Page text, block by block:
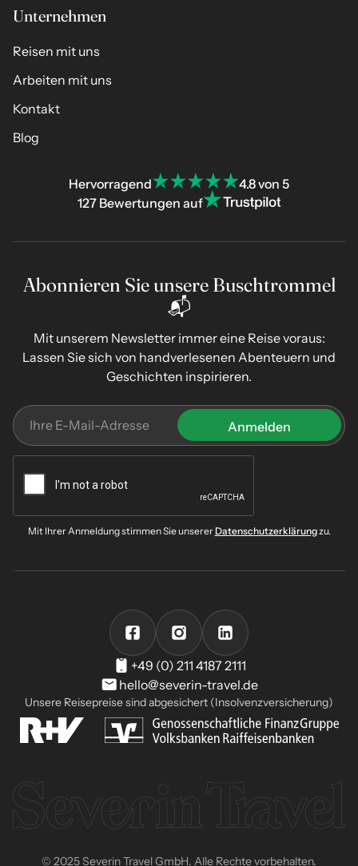
Unternehmen
Reisen mit uns
Arbeiten mit uns
Kontakt
Blog
Hervorragend
4.8 von 5
127 Bewertungen auf
Abonnieren Sie unsere Buschtrommel
📬
Mit unserem Newsletter immer eine Reise voraus:
Lassen Sie sich von handverlesenen Abenteuern und
Geschichten inspirieren.
Mit Ihrer Anmeldung stimmen Sie unsererDatenschutzerklärungzu.
+49 (0) 211 4187 2111
hello@severin-travel.de
Unsere Reisepreise sind abgesichert (Insolvenzversicherung)
© 2025 Severin Travel GmbH. Alle Rechte vorbehalten.